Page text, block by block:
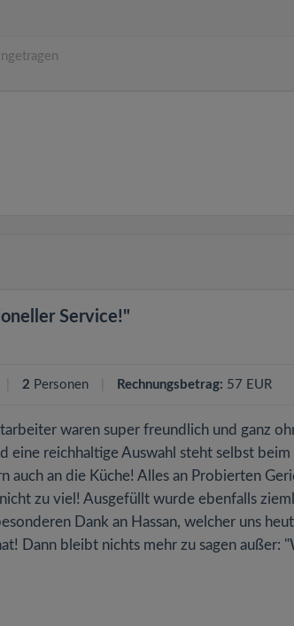
Service!"
2 Personen Rechnungsbetrag: 57 EUR
waren super freundlich und ganz
eine reichhaltige Auswahl steht selbst
auch an die Küche! Alles an Probierten
zu viel! Ausgefüllt wurde ebenfalls
Dank an Hassan, welcher uns
Dann bleibt nichts mehr zu sagen außer: